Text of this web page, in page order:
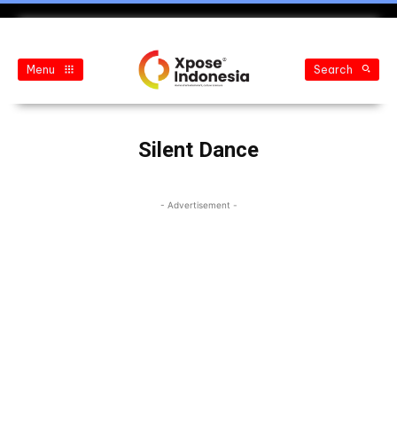
Menu Search
Silent Dance
- Advertisement -